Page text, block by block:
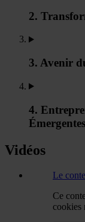
2.
3. Avenir
4.
Émergentes
Vidéos
Le
Ce
cookies